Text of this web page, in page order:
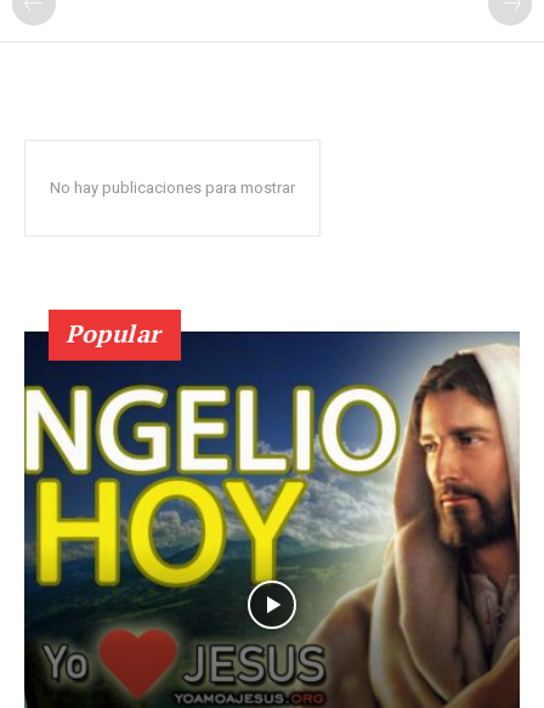
No hay publicaciones para mostrar
Popular